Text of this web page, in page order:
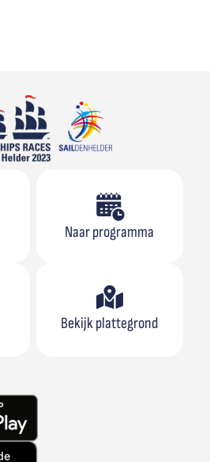
Naar programma
Bekijk plattegrond